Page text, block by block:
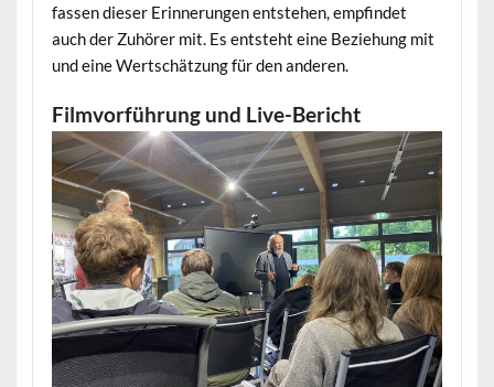
fassen dieser Erinnerungen entstehen, empfindet
auch der Zuhörer mit. Es entsteht eine Beziehung mit
und eine Wertschätzung für den anderen.
Filmvorführung und Live-Bericht